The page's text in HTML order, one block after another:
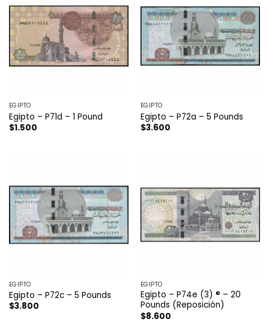
EGIPTO
Egipto – P71d – 1 Pound
$1.500
EGIPTO
Egipto – P72a – 5 Pounds
$3.600
EGIPTO
Egipto – P72c – 5 Pounds
$3.800
EGIPTO
Egipto – P74e (3) ® – 20
Pounds (Reposición)
$8.600